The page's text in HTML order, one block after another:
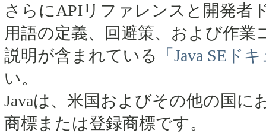
さらにAPIリファレンスと開発者
用語の定義、回避策、および作
説明が含まれている
「Java SEド
い。
Javaは、米国およびその他の国に
商標または登録商標です。